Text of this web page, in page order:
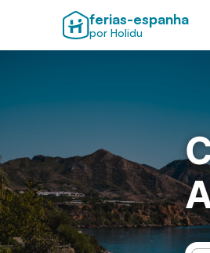
ferias-espanha
por Holidu